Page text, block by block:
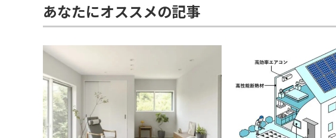
あなたにオススメの記事